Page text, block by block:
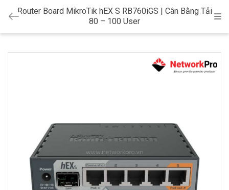
Router Board MikroTik hEX S RB760iGS | Cân Bằng Tải
80 – 100 User